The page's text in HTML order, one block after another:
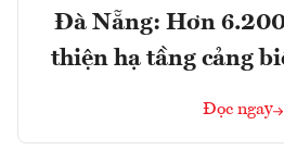
Đà Nẵng: Hơn
thiện hạ tầng cảng
Đọc ngay